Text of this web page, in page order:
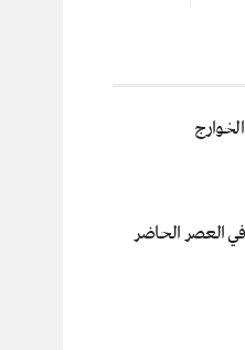
العصر الحاضر